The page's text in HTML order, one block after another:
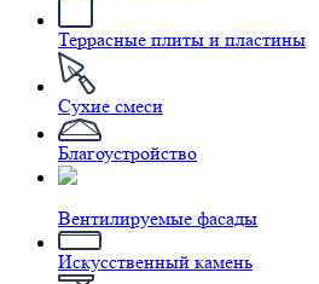
Террасные плиты и пластины
Сухие смеси
Благоустройство
Вентилируемые фасады
Искусственный камень